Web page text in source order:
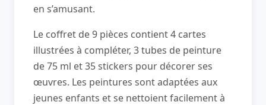
en s’amusant.
Le coffret de 9 pièces contient 4 cartes
illustrées à compléter, 3 tubes de peinture
de 75 ml et 35 stickers pour décorer ses
œuvres. Les peintures sont adaptées aux
jeunes enfants et se nettoient facilement à